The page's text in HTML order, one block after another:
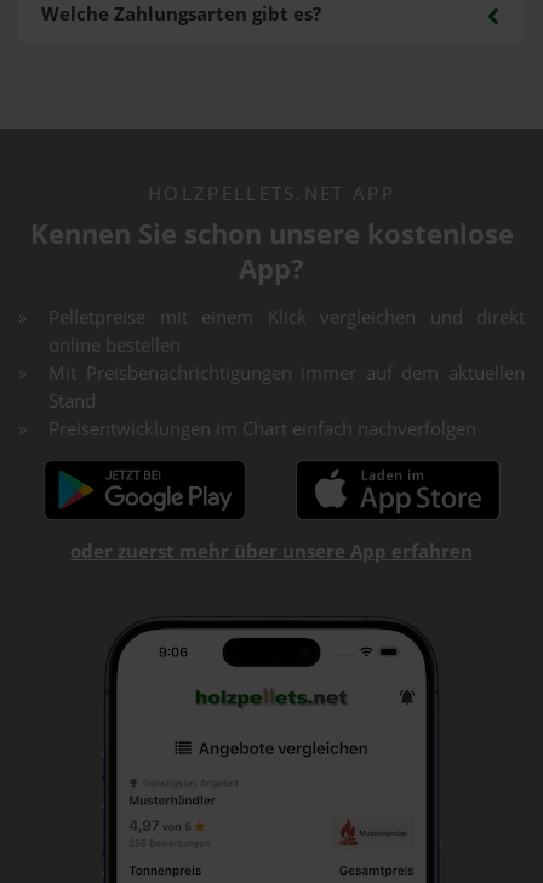
Welche Zahlungsarten gibt es?
HOLZPELLETS.NET APP
Kennen Sie schon unsere kostenlose
App?
Pelletpreise mit einem Klick vergleichen und direkt
online bestellen
Mit Preisbenachrichtigungen immer auf dem aktuellen
Stand
Preisentwicklungen im Chart einfach nachverfolgen
oder zuerst mehr über unsere App erfahren